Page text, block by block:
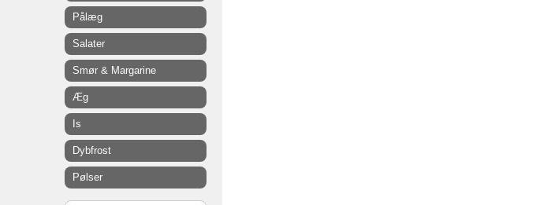
Pålæg
Salater
Smør & Margarine
Æg
Is
Dybfrost
Pølser